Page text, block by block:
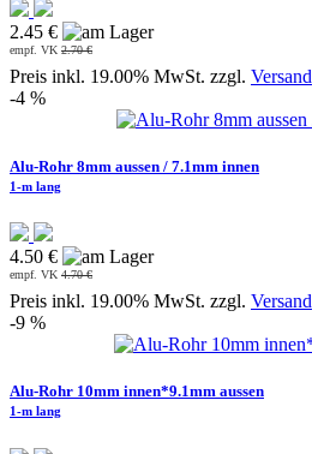
2.45 €
empf. VK 2.70 €
Preis inkl. 19.00% MwSt. zzgl. Versand
-4 %
Alu-Rohr 8mm aussen / 7.1mm innen
1-m lang
4.50 €
empf. VK 4.70 €
Preis inkl. 19.00% MwSt. zzgl. Versand
-9 %
Alu-Rohr 10mm innen*9.1mm aussen
1-m lang